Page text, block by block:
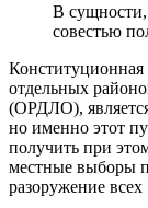
В сущности,
совестью
Конституционная
отдельных
(ОРДЛО),
но именно этот
получить при
местные выборы
разоружение